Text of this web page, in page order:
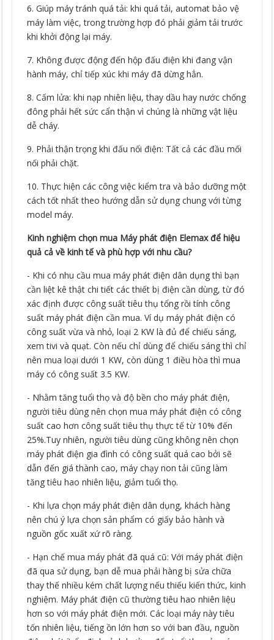
6. Giúp máy tránh quá tải: khi quá tải, automat bảo vệ
máy làm việc, trong trường hợp đó phải giảm tải trước
khi khởi động lại máy.
7. Không được động đến hộp đấu điện khi đang vận
hành máy, chỉ tiếp xúc khi máy đã dừng hẳn.
8. Cấm lửa: khi nạp nhiên liệu, thay dầu hay nước chống
đông phải hết sức cẩn thận vì chúng là những vật liệu
dễ cháy.
9. Phải thận trọng khi đấu nối điện: Tất cả các đầu mối
nối phải chặt.
10. Thực hiện các công việc kiểm tra và bảo dưỡng một
cách tốt nhất theo hướng dẫn sử dụng chung với từng
model máy.
Kinh nghiệm chọn mua Máy phát điện Elemax để hiệu
quả cả về kinh tế và phù hợp với nhu cầu?
- Khi có nhu cầu mua máy phát điện dân dụng thì bạn
cần liệt kê thật chi tiết các thiết bị điện cần dùng, từ đó
xác định được công suất tiêu thụ tổng rồi tính công
suất máy phát điện cần mua. Ví dụ máy phát điện có
công suất vừa và nhỏ, loại 2 KW là đủ để chiếu sáng,
xem tivi và quạt. Còn nếu chỉ dùng để chiếu sáng thì chỉ
nên mua loại dưới 1 KW, còn dùng 1 điều hòa thì mua
máy có công suất 3.5 KW.
- Nhằm tăng tuổi thọ và độ bền cho máy phát điện,
người tiêu dùng nên chọn mua máy phát điện có công
suất cao hơn công suất tiêu thụ thực tế từ 10% đến
25%.Tuy nhiên, người tiêu dùng cũng không nên chọn
máy phát điện gia đình có công suất quá cao bởi sẽ
dẫn đến giá thành cao, máy chạy non tải cũng làm
tăng tiêu hao nhiên liệu, giảm tuổi thọ.
- Khi lựa chọn máy phát điện dân dụng, khách hàng
nên chú ý lựa chọn sản phẩm có giấy bảo hành và
nguồn gốc xuất xứ rõ ràng.
- Hạn chế mua máy phát đã quá cũ: Với máy phát điện
đã qua sử dụng, bạn dễ mua phải hàng bị sửa chữa
thay thế nhiều kém chất lượng nếu thiếu kiến thức, kinh
nghiệm. Máy phát điện cũ thường tiêu hao nhiên liệu
hơn so với máy phát điện mới. Các loại máy này tiêu
tốn nhiên liệu, tiếng ồn lớn hơn so với ban đầu, nguồn